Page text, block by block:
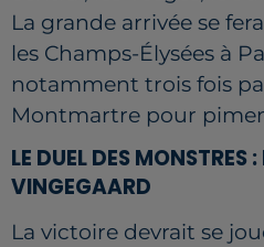
La grande arrivée se
les Champs-Élysées à
notamment trois fois
Montmartre pour
LE DUEL DES MONSTRES
VINGEGAARD
La victoire devrait se